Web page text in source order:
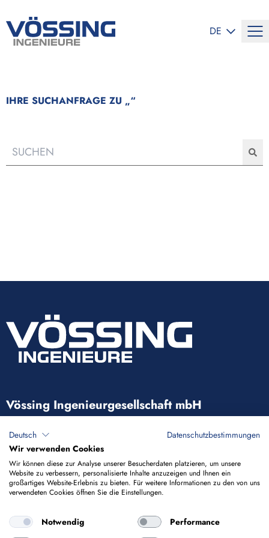
DE
IHRE SUCHANFRAGE ZU „“
Vössing Ingenieurgesellschaft mbH
Brunnenstraße 29-31
40223 Düsseldorf
+49 211 9054-5
info@voessing.de
Deutsch
Datenschutzbestimmungen
Wir verwenden Cookies
Wir können diese zur Analyse unserer Besucherdaten platzieren, um unsere
Website zu verbessern, personalisierte Inhalte anzuzeigen und Ihnen ein
großartiges Website-Erlebnis zu bieten. Für weitere Informationen zu den von uns
verwendeten Cookies öffnen Sie die Einstellungen.
Notwendig
Performance